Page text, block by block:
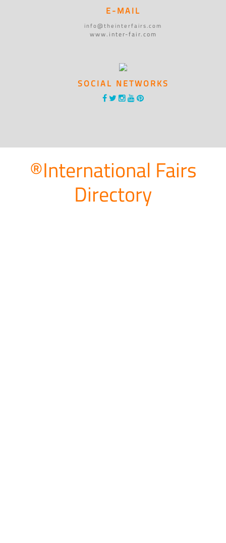
E-MAIL
info@theinterfairs.com
www.inter-fair.com
SOCIAL NETWORKS
®International Fairs
Directory